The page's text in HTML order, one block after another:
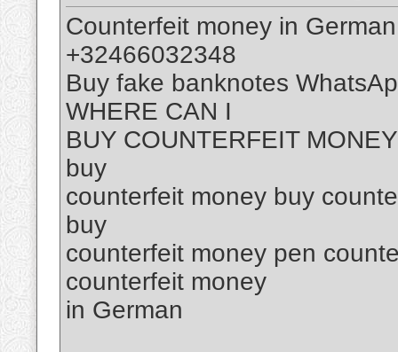
Counterfeit money in
+32466032348
Buy fake banknotes
WHERE CAN I
BUY COUNTERFEIT
buy
counterfeit money buy
buy
counterfeit money pen
counterfeit money
in German